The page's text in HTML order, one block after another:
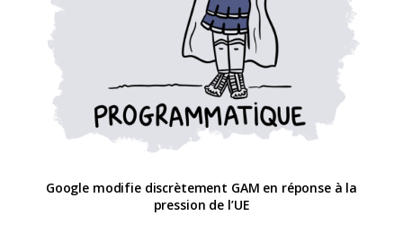
Google modifie discrètement GAM en réponse à la
pression de l’UE